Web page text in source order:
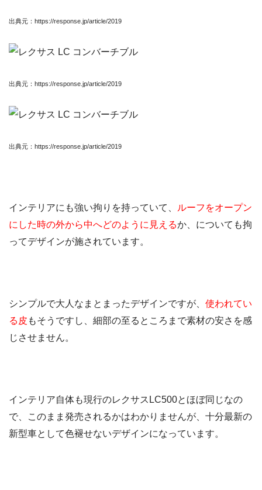
出典元：https://response.jp/article/2019
出典元：https://response.jp/article/2019
出典元：https://response.jp/article/2019
インテリアにも強い拘りを持っていて、
ルーフをオープン
にした時の外から中へどのように見えるか、についても拘
ってデザインが施されています。
シンプルで大人なまとまったデザインですが、 使われてい
る皮 もそうですし、細部の至るところまで素材の安さを感
じさせません。
インテリア自体も現行のレクサスLC500とほぼ同じなの
で、このまま発売されるかはわかりませんが、十分最新の
新型車として色褪せないデザインになっています。